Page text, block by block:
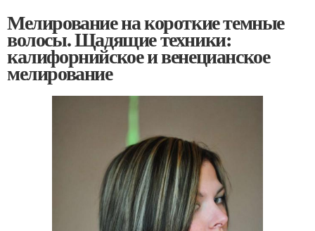
Мелирование на короткие темные
волосы. Щадящие техники:
калифорнийское и венецианское
мелирование